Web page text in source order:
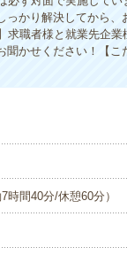
かり解決してから
職者様と就業先企
かせください！【
時間40分/休憩60分）